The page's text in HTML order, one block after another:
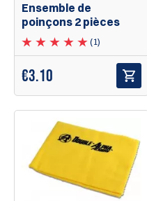
Ensemble de
poinçons 2 pièces
(1)
€3.10